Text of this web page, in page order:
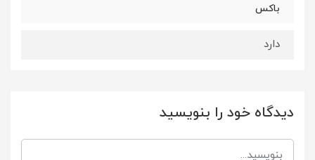
باکس
دارد
دیدگاه خود را بنویسید